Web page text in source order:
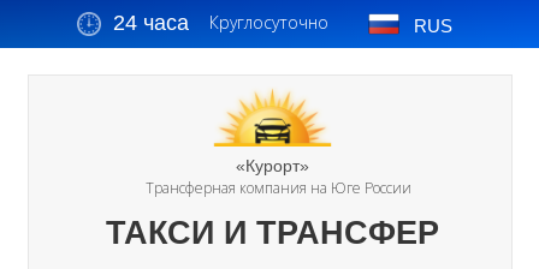
24 часа Круглосуточно RUS
«Курорт»
Трансферная компания на Юге России
ТАКСИ И ТРАНСФЕР